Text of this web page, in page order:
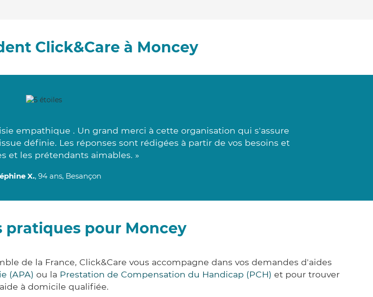
Click&Care à Moncey
empathique . Un grand merci à cette organisation qui s'assure
définie. Les réponses sont rédigées à partir de vos besoins et
et les prétendants aimables. »
X., 94 ans, Besançon
pour Moncey
de la France, Click&Care vous accompagne dans vos demandes d'aides
(APA) ou la Prestation de Compensation du Handicap (PCH) et pour trouver
à domicile qualifiée.